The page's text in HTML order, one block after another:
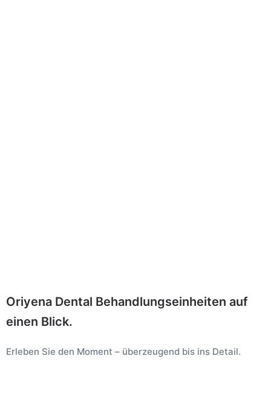
Oriyena Dental Behandlungseinheiten auf
einen Blick.
Erleben Sie den Moment – überzeugend bis ins Detail.